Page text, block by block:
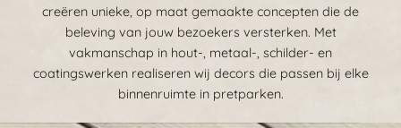
creëren unieke, op maat gemaakte concepten die de
beleving van jouw bezoekers versterken. Met
vakmanschap in hout-, metaal-, schilder- en
coatingswerken realiseren wij decors die passen bij elke
binnenruimte in pretparken.